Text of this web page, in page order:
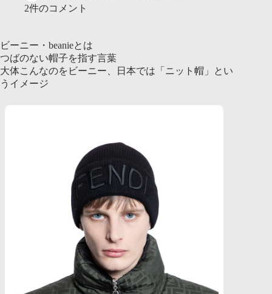
2件のコメント
ビーニー・beanieとは
つばのない帽子を指す言葉
大体こんなのをビーニー、日本では「ニット帽」とい
うイメージ